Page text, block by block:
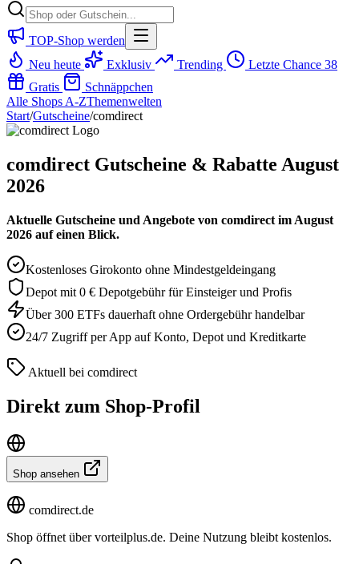
TOP-Shop werden
Neu heute
Exklusiv Trending Letzte Chance 38
Gratis
Schnäppchen
Alle Shops A-ZThemenwelten
Start/Gutscheine/comdirect
comdirect Gutscheine & Rabatte August
2026
Aktuelle Gutscheine und Angebote von comdirect im August
2026 auf einen Blick.
Kostenloses Girokonto ohne Mindestgeldeingang
Depot mit 0 € Depotgebühr für Einsteiger und Profis
Über 300 ETFs dauerhaft ohne Ordergebühr handelbar
24/7 Zugriff per App auf Konto, Depot und Kreditkarte
Aktuell bei comdirect
Direkt zum Shop-Profil
Shop ansehen
comdirect.de
Shop öffnet über vorteilplus.de. Deine Nutzung bleibt kostenlos.